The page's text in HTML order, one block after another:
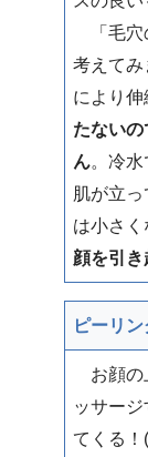
「毛穴
考えてみ
により伸
たない
ん。冷水
肌が立
は小さく
顔を引
ピーリ
お顔の
ッサー
てくる